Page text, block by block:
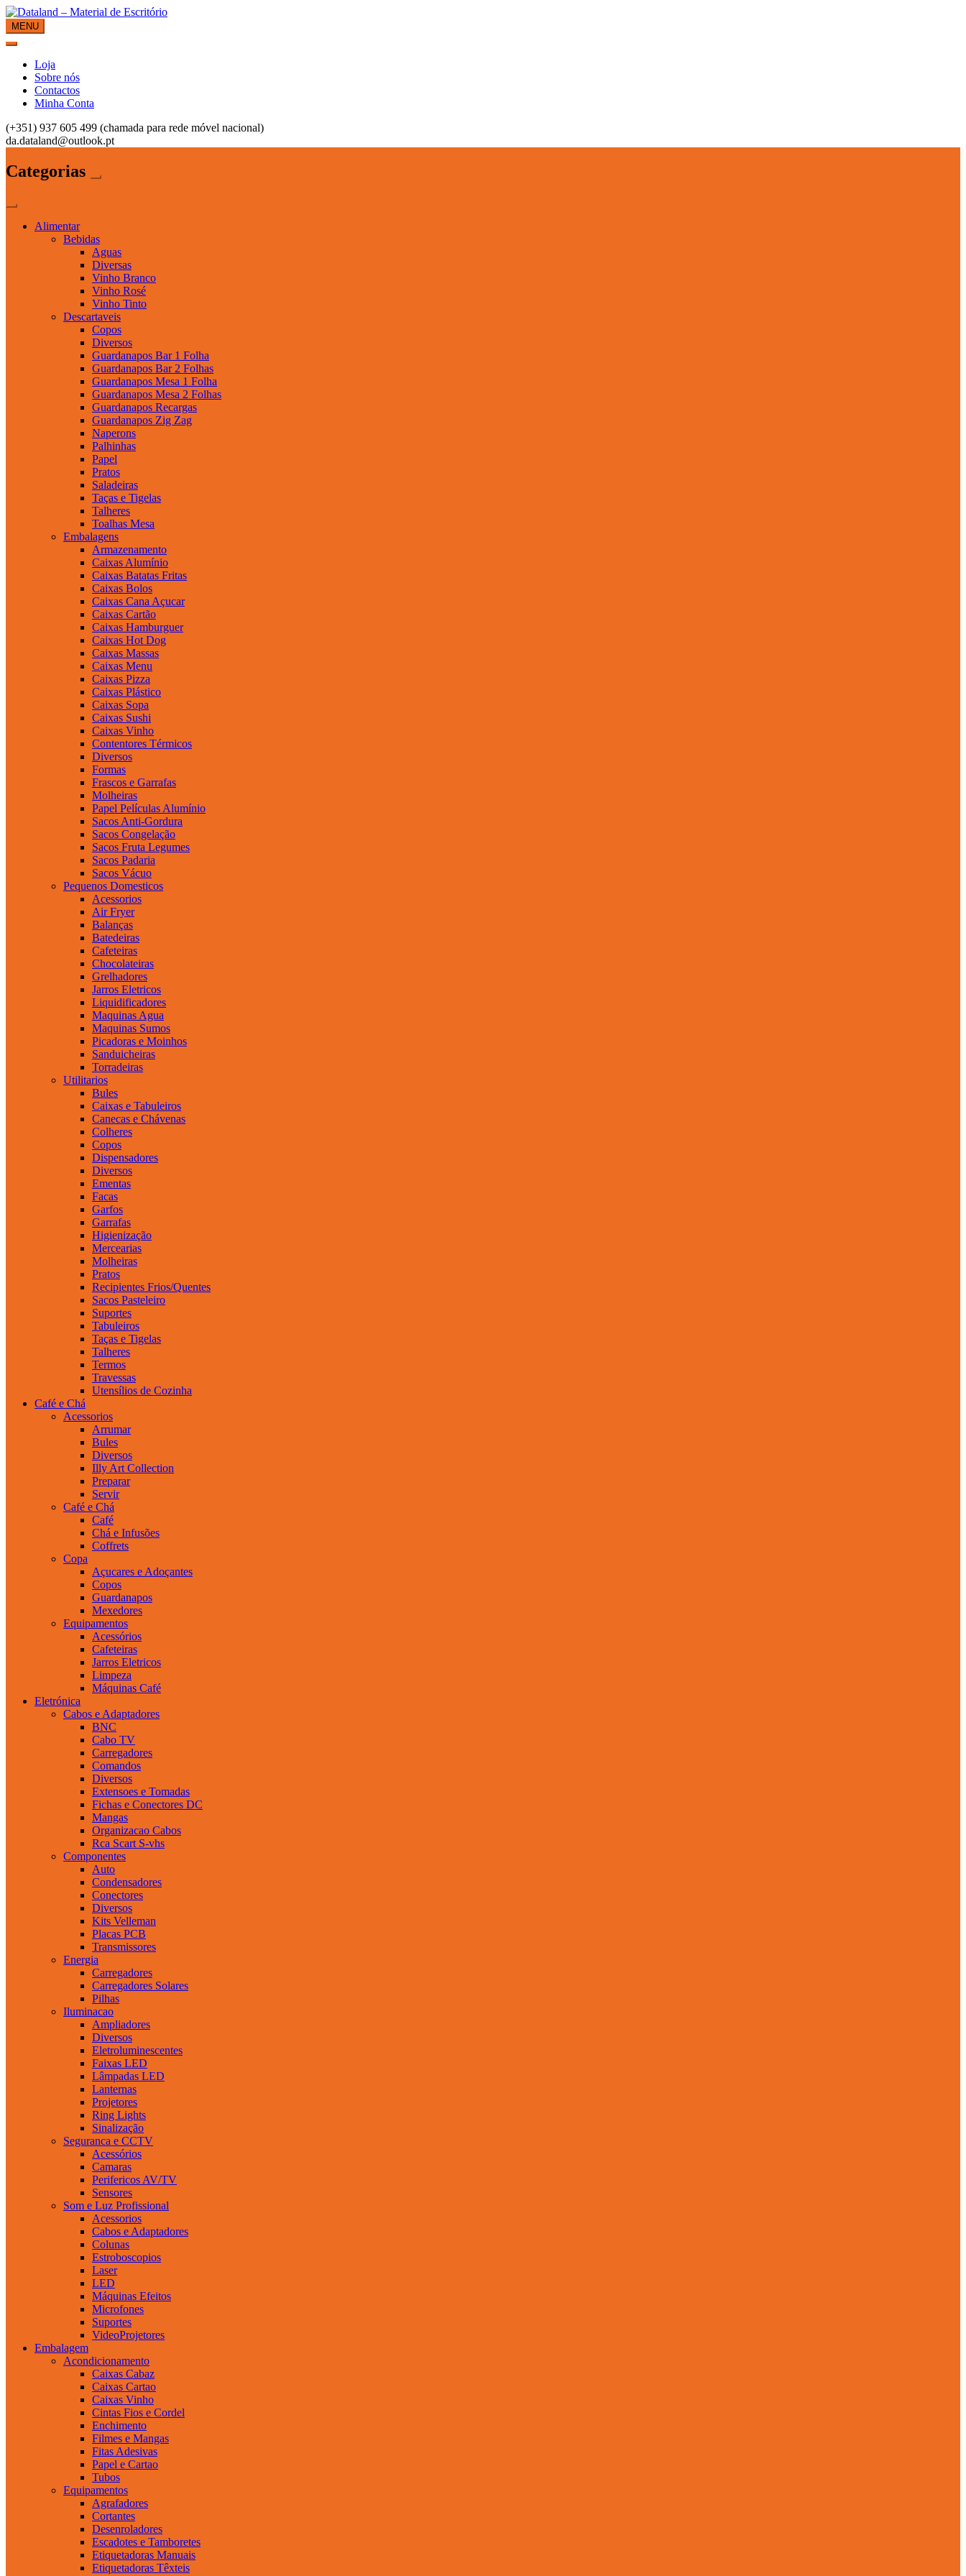
Skip
to
content
Dataland – Material de Escritório
Material de Escritório
MENU
Loja
Sobre nós
Contactos
Minha Conta
(+351) 937 605 499 (chamada para rede móvel nacional)
da.dataland@outlook.pt
Categorias
Alimentar
Bebidas
Aguas
Diversas
Vinho Branco
Vinho Rosé
Vinho Tinto
Descartaveis
Copos
Diversos
Guardanapos Bar 1 Folha
Guardanapos Bar 2 Folhas
Guardanapos Mesa 1 Folha
Guardanapos Mesa 2 Folhas
Guardanapos Recargas
Guardanapos Zig Zag
Naperons
Palhinhas
Papel
Pratos
Saladeiras
Taças e Tigelas
Talheres
Toalhas Mesa
Embalagens
Armazenamento
Caixas Alumínio
Caixas Batatas Fritas
Caixas Bolos
Caixas Cana Açucar
Caixas Cartão
Caixas Hamburguer
Caixas Hot Dog
Caixas Massas
Caixas Menu
Caixas Pizza
Caixas Plástico
Caixas Sopa
Caixas Sushi
Caixas Vinho
Contentores Térmicos
Diversos
Formas
Frascos e Garrafas
Molheiras
Papel Películas Alumínio
Sacos Anti-Gordura
Sacos Congelação
Sacos Fruta Legumes
Sacos Padaria
Sacos Vácuo
Pequenos Domesticos
Acessorios
Air Fryer
Balanças
Batedeiras
Cafeteiras
Chocolateiras
Grelhadores
Jarros Eletricos
Liquidificadores
Maquinas Agua
Maquinas Sumos
Picadoras e Moinhos
Sanduicheiras
Torradeiras
Utilitarios
Bules
Caixas e Tabuleiros
Canecas e Chávenas
Colheres
Copos
Dispensadores
Diversos
Ementas
Facas
Garfos
Garrafas
Higienização
Mercearias
Molheiras
Pratos
Recipientes Frios/Quentes
Sacos Pasteleiro
Suportes
Tabuleiros
Taças e Tigelas
Talheres
Termos
Travessas
Utensílios de Cozinha
Café e Chá
Acessorios
Arrumar
Bules
Diversos
Illy Art Collection
Preparar
Servir
Café e Chá
Café
Chá e Infusões
Coffrets
Copa
Açucares e Adoçantes
Copos
Guardanapos
Mexedores
Equipamentos
Acessórios
Cafeteiras
Jarros Eletricos
Limpeza
Máquinas Café
Eletrónica
Cabos e Adaptadores
BNC
Cabo TV
Carregadores
Comandos
Diversos
Extensoes e Tomadas
Fichas e Conectores DC
Mangas
Organizacao Cabos
Rca Scart S-vhs
Componentes
Auto
Condensadores
Conectores
Diversos
Kits Velleman
Placas PCB
Transmissores
Energia
Carregadores
Carregadores Solares
Pilhas
Iluminacao
Ampliadores
Diversos
Eletroluminescentes
Faixas LED
Lâmpadas LED
Lanternas
Projetores
Ring Lights
Sinalização
Seguranca e CCTV
Acessórios
Camaras
Perifericos AV/TV
Sensores
Som e Luz Profissional
Acessorios
Cabos e Adaptadores
Colunas
Estroboscopios
Laser
LED
Máquinas Efeitos
Microfones
Suportes
VideoProjetores
Embalagem
Acondicionamento
Caixas Cabaz
Caixas Cartao
Caixas Vinho
Cintas Fios e Cordel
Enchimento
Filmes e Mangas
Fitas Adesivas
Papel e Cartao
Tubos
Equipamentos
Agrafadores
Cortantes
Desenroladores
Escadotes e Tamboretes
Etiquetadoras Manuais
Etiquetadoras Têxteis